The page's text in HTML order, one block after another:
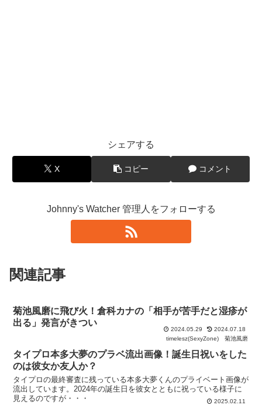
シェアする
X コピー コメント
Johnny's Watcher 管理人をフォローする
関連記事
菊池風磨に飛び火！倉科カナの「相手が苦手だと湿疹が
出る」発言がきつい
2024.05.29
2024.07.18
timelesz(SexyZone)
菊池風磨
タイプロ本多大夢のプラベ流出画像！誕生日祝いをした
のは彼女か友人か？
タイプロの最終審査に残っている本多大夢くんのプライベート画像が
流出しています。2024年の誕生日を彼女とともに祝っている様子に
見えるのですが・・・
2025.02.11